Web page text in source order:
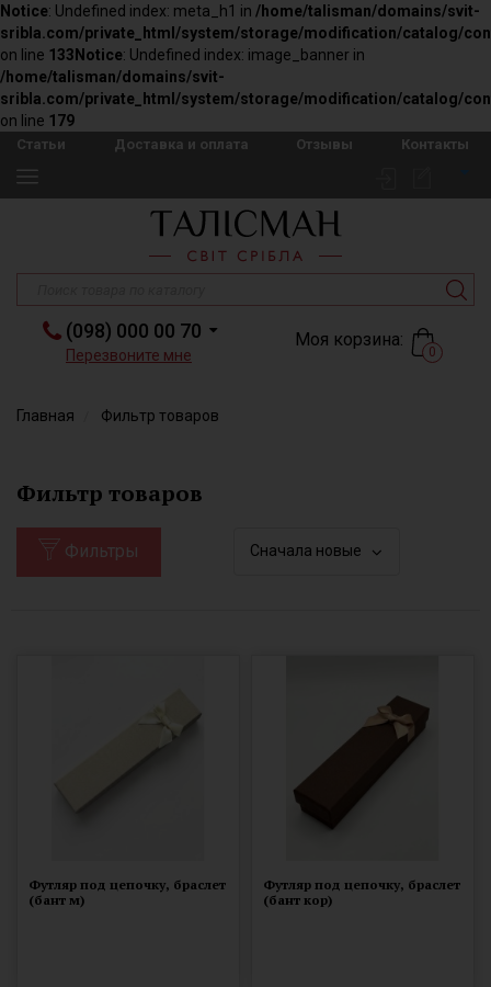
Notice: Undefined index: meta_h1 in /home/talisman/domains/svit-
sribla.com/private_html/system/storage/modification/catalog/
on line 133 Notice: Undefined index: image_banner in
/home/talisman/domains/svit-
sribla.com/private_html/system/storage/modification/catalog/
on line 179
Статьи Доставка и оплата Отзывы Контакты
(098) 000 00 70
Перезвоните мне
Моя корзина:
0
Главная Фильтр товаров
Фильтр товаров
Фильтры Сначала новые
Футляр под цепочку, браслет
(бант м)
Футляр под цепочку, браслет
(бант кор)